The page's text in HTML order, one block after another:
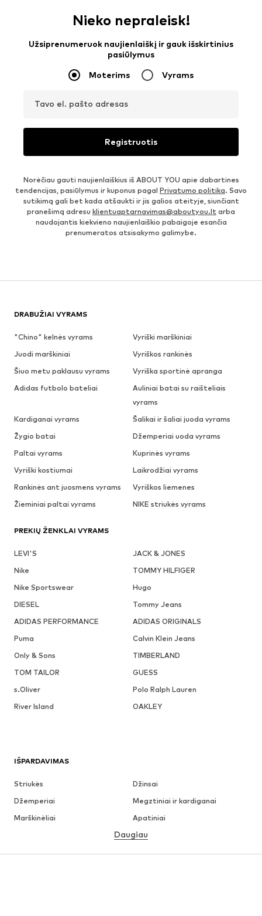
Nieko nepraleisk!
Užsiprenumeruok naujienlaiškį ir gauk išskirtinius
pasiūlymus
Moterims Vyrams
Tavo el. pašto adresas
Registruotis
Norėčiau gauti naujienlaiškius iš ABOUT YOU apie dabartines
tendencijas, pasiūlymus ir kuponus pagal Privatumo politika. Savo
sutikimą gali bet kada atšaukti ir jis galios ateityje, siunčiant
pranešimą adresu klientuaptarnavimas@aboutyou.lt arba
naudojantis kiekvieno naujienlaiškio pabaigoje esančia
prenumeratos atsisakymo galimybe.
DRABUŽIAI VYRAMS
"Chino" kelnės vyrams
Vyriški marškiniai
Juodi marškiniai
Vyriškos rankinės
Šiuo metu paklausu vyrams
Vyriška sportinė apranga
Adidas futbolo bateliai
Auliniai batai su raišteliais
vyrams
Kardiganai vyrams
Šalikai ir šaliai juoda vyrams
Žygio batai
Džemperiai uoda vyrams
Paltai vyrams
Kuprinės vyrams
Vyriški kostiumai
Laikrodžiai vyrams
Rankinės ant juosmens vyrams
Vyriškos liemenes
Žieminiai paltai vyrams
NIKE striukės vyrams
PREKIŲ ŽENKLAI VYRAMS
LEVI'S
JACK & JONES
Nike
TOMMY HILFIGER
Nike Sportswear
Hugo
DIESEL
Tommy Jeans
ADIDAS PERFORMANCE
ADIDAS ORIGINALS
Puma
Calvin Klein Jeans
Only & Sons
TIMBERLAND
TOM TAILOR
GUESS
s.Oliver
Polo Ralph Lauren
River Island
OAKLEY
IŠPARDAVIMAS
Striukės
Džinsai
Džemperiai
Megztiniai ir kardiganai
Marškinėliai
Apatiniai
Marškiniai
Daugiau